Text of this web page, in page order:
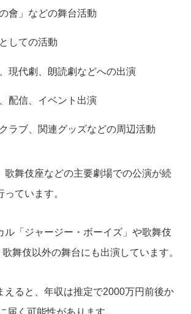
會」などの舞台活動
しての活動
現代劇、朗読劇などへの出演
配信、イベント出演
ラブ、関連グッズなどの周辺活動
歌舞伎座などの主要劇場での公演が続
ています。
ル「ジャージー・ボーイズ」や歌舞伎
舞伎以外の舞台にも出演しています。
えると、年収は推定で2000万円前後か
届く可能性があります。